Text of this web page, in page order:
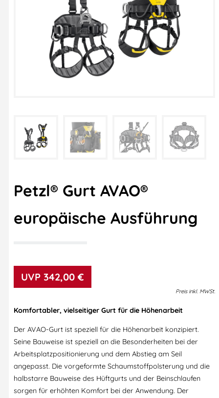
Petzl® Gurt AVAO®
europäische Ausführung
342,00 €
Preis inkl. MWSt.
Komfortabler, vielseitiger Gurt für die Höhenarbeit
Der AVAO-Gurt ist speziell für die Höhenarbeit konzipiert.
Seine Bauweise ist speziell an die Besonderheiten bei der
Arbeitsplatzpositionierung und dem Abstieg am Seil
angepasst. Die vorgeformte Schaumstoffpolsterung und die
halbstarre Bauweise des Hüftgurts und der Beinschlaufen
sorgen für erhöhten Komfort bei der Anwendung. Der